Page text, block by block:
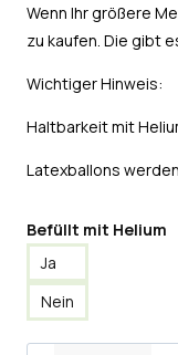
Wenn Ihr größere
zu kaufen. Die gibt
Wichtiger Hinweis:
Haltbarkeit mit
Latexballons
Befüllt mit Helium
Ja
Nein